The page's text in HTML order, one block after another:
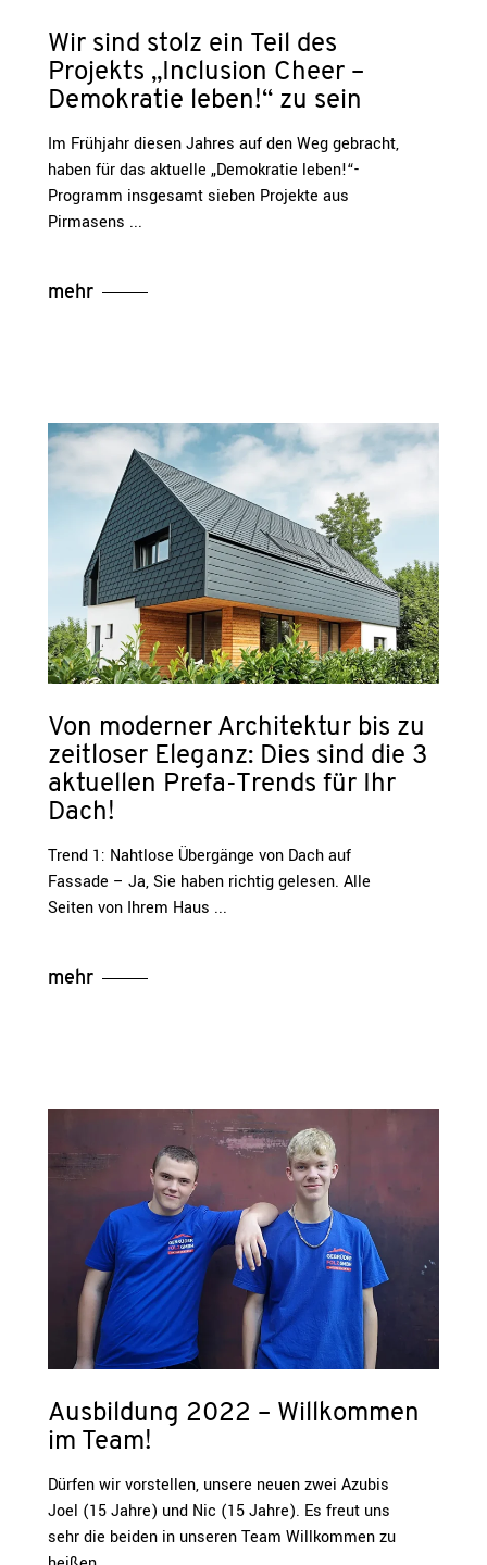
Wir sind stolz ein Teil des
Projekts „Inclusion Cheer –
Demokratie leben!“ zu sein
Im Frühjahr diesen Jahres auf den Weg gebracht,
haben für das aktuelle „Demokratie leben!“-
Programm insgesamt sieben Projekte aus
Pirmasens
mehr
Von moderner Architektur bis zu
zeitloser Eleganz: Dies sind die 3
aktuellen Prefa-Trends für Ihr
Dach!
Trend 1: Nahtlose Übergänge von Dach auf
Fassade – Ja, Sie haben richtig gelesen. Alle
Seiten von Ihrem Haus
mehr
Ausbildung 2022 – Willkommen
im Team!
Dürfen wir vorstellen, unsere neuen zwei Azubis
Joel (15 Jahre) und Nic (15 Jahre). Es freut uns
sehr die beiden in unseren Team Willkommen zu